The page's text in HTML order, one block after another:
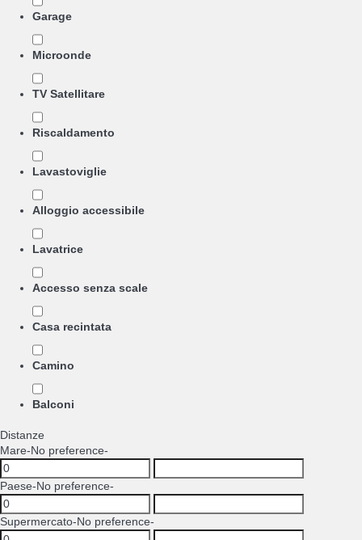
Garage
Microonde
TV Satellitare
Riscaldamento
Lavastoviglie
Alloggio accessibile
Lavatrice
Accesso senza scale
Casa recintata
Camino
Balconi
Distanze
Mare-No preference-
Paese-No preference-
Supermercato-No preference-